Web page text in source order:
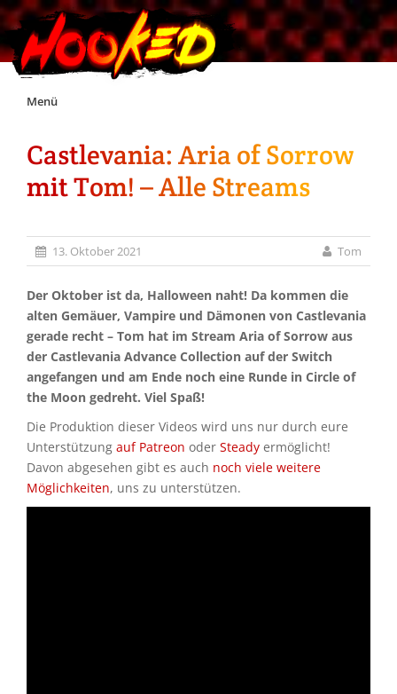
Skip
Menü
Unterstützt Hooked!
Impressum
Jobs
Discord
Castlevania: Aria of Sorrow
mit Tom! – Alle Streams
13. Oktober 2021 Tom
Der Oktober ist da, Halloween naht! Da kommen die
alten Gemäuer, Vampire und Dämonen von Castlevania
gerade recht – Tom hat im Stream Aria of Sorrow aus
der Castlevania Advance Collection auf der Switch
angefangen und am Ende noch eine Runde in Circle of
the Moon gedreht. Viel Spaß!
Die Produktion dieser Videos wird uns nur durch eure
Unterstützung auf Patreon oder Steady ermöglicht!
Davon abgesehen gibt es auch noch viele weitere
Möglichkeiten, uns zu unterstützen.